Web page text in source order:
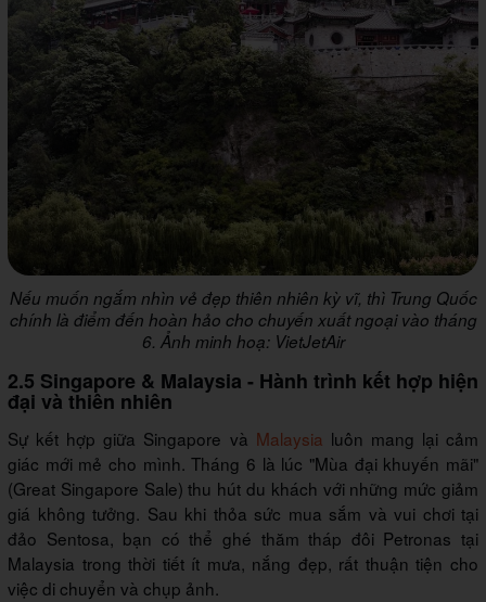
Nếu muốn ngắm nhìn vẻ đẹp thiên nhiên kỳ vĩ, thì Trung Quốc
chính là điểm đến hoàn hảo cho chuyến xuất ngoại vào tháng
6. Ảnh minh hoạ: VietJetAir
2.5 Singapore & Malaysia - Hành trình kết hợp hiện
đại và thiên nhiên
Sự kết hợp giữa Singapore và Malaysia luôn mang lại cảm
giác mới mẻ cho mình. Tháng 6 là lúc "Mùa đại khuyến mãi"
(Great Singapore Sale) thu hút du khách với những mức giảm
giá không tưởng. Sau khi thỏa sức mua sắm và vui chơi tại
đảo Sentosa, bạn có thể ghé thăm tháp đôi Petronas tại
Malaysia trong thời tiết ít mưa, nắng đẹp, rất thuận tiện cho
việc di chuyển và chụp ảnh.